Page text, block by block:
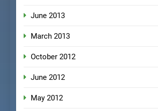
June 2013
March 2013
October 2012
June 2012
May 2012